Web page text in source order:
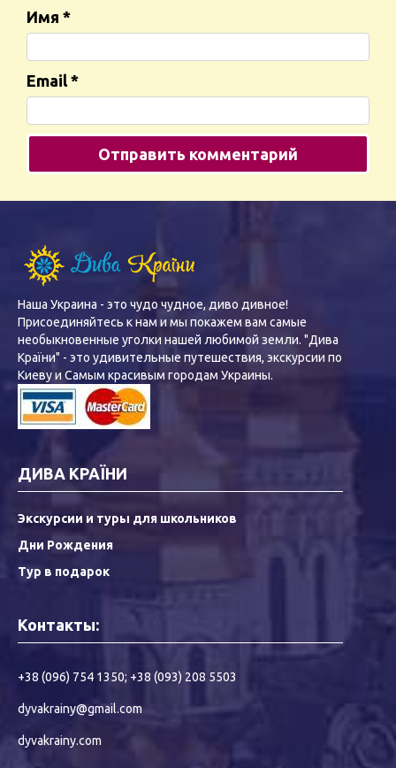
Имя *
Email *
Наша Украина - это чудо чудное, диво дивное!
Присоединяйтесь к нам и мы покажем вам самые
необыкновенные уголки нашей любимой земли. "Дива
Країни" - это удивительные путешествия, экскурсии по
Киеву и Самым красивым городам Украины.
ДИВА КРАЇНИ
Экскурсии и туры для школьников
Дни Рождения
Тур в подарок
Контакты:
+38 (096) 754 1350; +38 (093) 208 5503
dyvakrainy@gmail.com
dyvakrainy.com